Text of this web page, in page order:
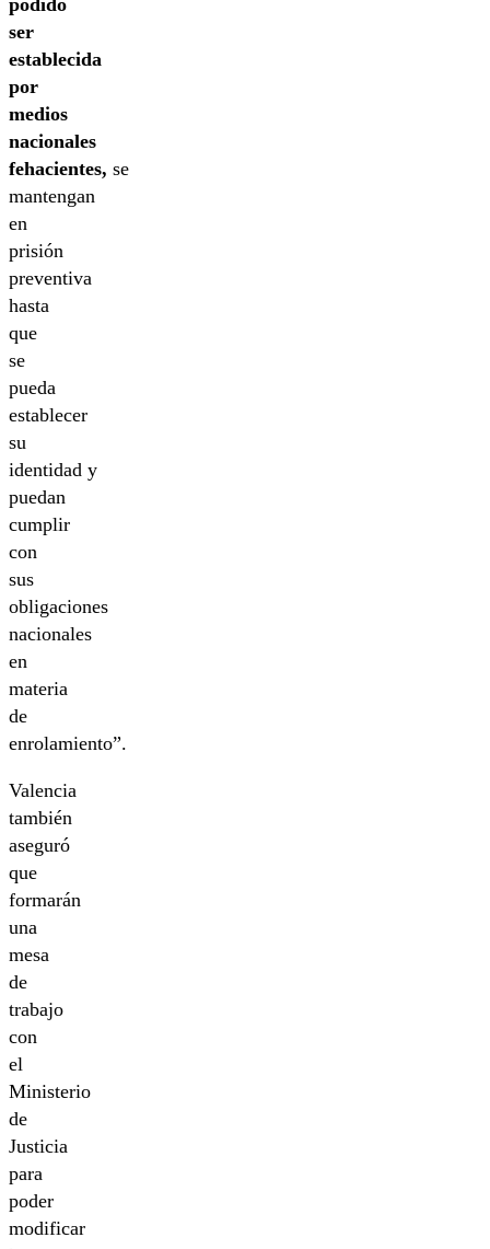
podido
ser
establecida
por
medios
nacionales
fehacientes, se
mantengan
en
prisión
preventiva
hasta
que
se
pueda
establecer
su
identidad y
puedan
cumplir
con
sus
obligaciones
nacionales
en
materia
de
enrolamiento”.
Valencia
también
aseguró
que
formarán
una
mesa
de
trabajo
con
el
Ministerio
de
Justicia
para
poder
modificar